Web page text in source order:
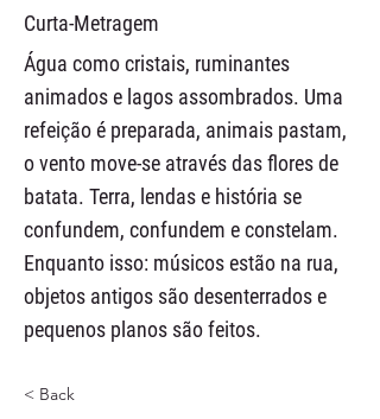
Curta-Metragem
Água como cristais, ruminantes
animados e lagos assombrados. Uma
refeição é preparada, animais pastam,
o vento move-se através das flores de
batata. Terra, lendas e história se
confundem, confundem e constelam.
Enquanto isso: músicos estão na rua,
objetos antigos são desenterrados e
pequenos planos são feitos.
< Back